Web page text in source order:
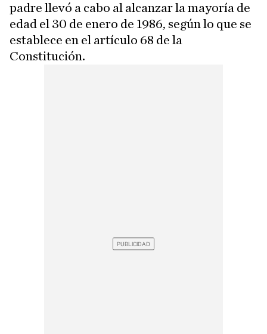
padre llevó a cabo al alcanzar la mayoría de
edad el 30 de enero de 1986, según lo que se
establece en el artículo 68 de la
Constitución.